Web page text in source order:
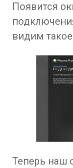
Появится
видим
Теперь наш